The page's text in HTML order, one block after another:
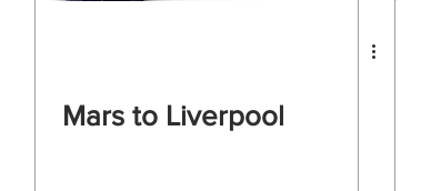
Mars to Liverpool